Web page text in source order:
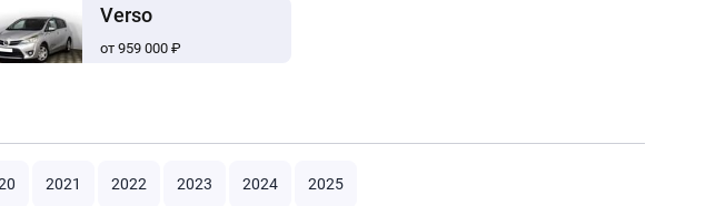
Verso
от 959 000 ₽
2021 2022 2023 2024 2025